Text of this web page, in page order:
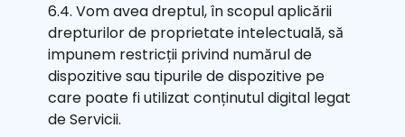
6.4. Vom avea dreptul, în scopul aplicării
drepturilor de proprietate intelectuală, să
impunem restricții privind numărul de
dispozitive sau tipurile de dispozitive pe
care poate fi utilizat conținutul digital legat
de Servicii.